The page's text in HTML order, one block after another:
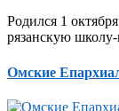
Родился 1
рязанскую
Омские